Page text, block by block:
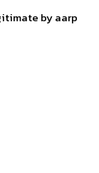
by aarp